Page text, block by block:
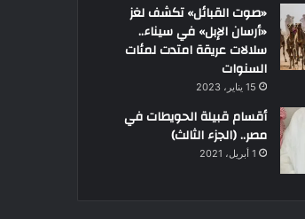
«صوت القبائل» تكشف لغز
«أرسان الإبل» في سيناء..
سلالات عريقة امتدت لمئات
السنوات
15 يناير، 2023
أقسام قبيلة الحويطات في
مصر.. (الجزء الثالث)
1 أبريل، 2021